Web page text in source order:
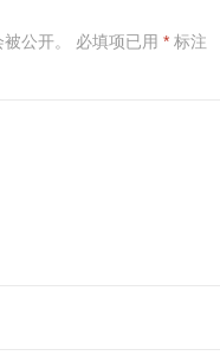
公开。 必填项已用 *标注